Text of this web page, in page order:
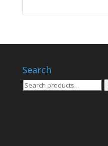
Search
Zoeken